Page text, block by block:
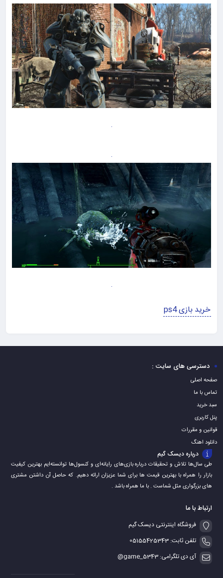
خرید بازی ps4
دسترسی های سایت :
صفحه اصلی
تماس با ما
سبد خرید
پنل کاربری
قوانین و مقررات
دانلود اهنگ
درباره دیسک گیم
طی سال‌ها تلاش و تحقیقات درباره بازی‌های رایانه‌ای و کنسول‌ها توانسته‌ایم بهترین کیفیت
بازار را همراه با بهترین قیمت ها برای شما عزیزان ارائه دهیم. که حاصل آن داشتن مشتری
های بزرگواری مثل شماست . با ما همراه باشد .
ارتباط با ما
فروشگاه اینترنتی دیسک گیم
تلفن ثابت: 05155425343
آی دی تلگرامی: game_5343@